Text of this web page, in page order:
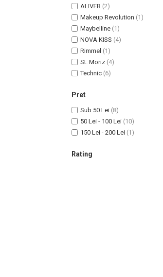
Sampoane Colorante
Par Uscat / Deteriorat
ALIVER (2)
Makeup Revolution (1)
Maybelline (1)
NOVA KISS (4)
Rimmel (1)
St. Moriz (4)
Technic (6)
Pret
Sub 50 Lei (8)
50 Lei - 100 Lei (10)
150 Lei - 200 Lei (1)
Rating